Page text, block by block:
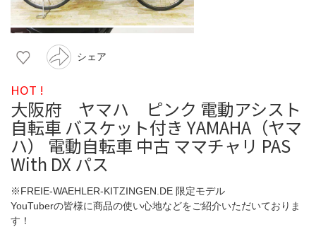
シェア
HOT !
大阪府 ヤマハ ピンク 電動アシスト
自転車 バスケット付き YAMAHA（ヤマ
ハ） 電動自転車 中古 ママチャリ PAS
With DX パス
※FREIE-WAEHLER-KITZINGEN.DE 限定モデル
YouTuberの皆様に商品の使い心地などをご紹介いただいておりま
す！